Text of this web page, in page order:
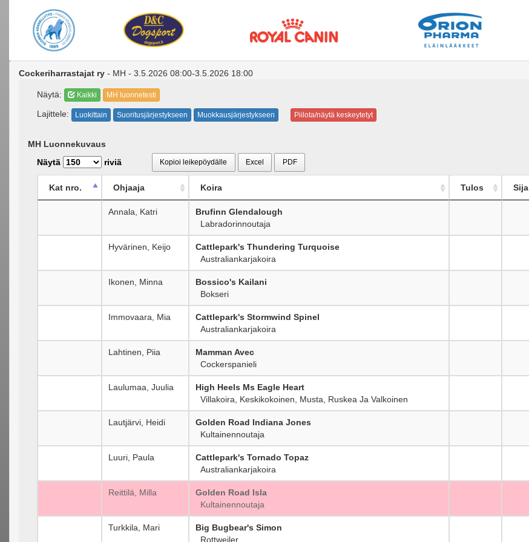
Cockeriharrastajat ry - MH - 3.5.2026 08:00-3.5.2026 18:00
Näytä: Kaikki MH luonnetesti
Lajittele: Luokittain Suoritusjärjestykseen Muokkausjärjestykseen Piilota/näytä keskeytetyt
MH Luonnekuvaus
Näytä
riviä Kopioi leikepöydälle Excel PDF
Kat nro. Ohjaaja Koira Tulos Sija
Annala, Katri
Brufinn Glendalough
Labradorinnoutaja
Hyvärinen, Keijo
Cattlepark's Thundering Turquoise
Australiankarjakoira
Ikonen, Minna
Bossico's Kailani
Bokseri
Immovaara, Mia
Cattlepark's Stormwind Spinel
Australiankarjakoira
Lahtinen, Piia
Mamman Avec
Cockerspanieli
Laulumaa, Juulia
High Heels Ms Eagle Heart
Villakoira, Keskikokoinen, Musta, Ruskea Ja Valkoinen
Lautjärvi, Heidi
Golden Road Indiana Jones
Kultainennoutaja
Luuri, Paula
Cattlepark's Tornado Topaz
Australiankarjakoira
Reittilä, Milla
Golden Road Isla
Kultainennoutaja
Turkkila, Mari
Big Bugbear's Simon
Rottweiler